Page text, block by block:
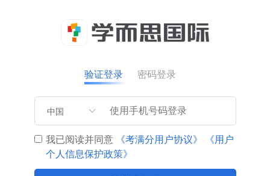
验证登录 密码登录
中国
我已阅读并同意 《考满分用户协议》
《用户
个人信息保护政策》